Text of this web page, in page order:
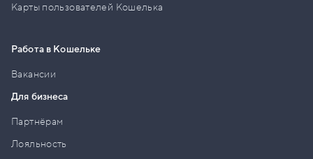
Карты пользователей Кошелька
Работа в Кошельке
Вакансии
Для бизнеса
Партнёрам
Лояльность